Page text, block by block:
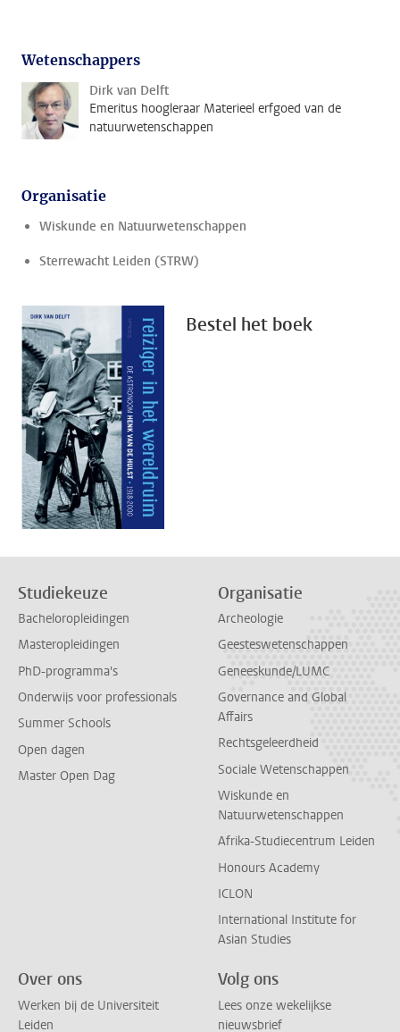
Wetenschappers
Dirk van Delft
Emeritus hoogleraar Materieel erfgoed van de
natuurwetenschappen
Organisatie
Wiskunde en Natuurwetenschappen
Sterrewacht Leiden (STRW)
Bestel het boek
Studiekeuze
Bacheloropleidingen
Masteropleidingen
PhD-programma's
Onderwijs voor professionals
Summer Schools
Open dagen
Master Open Dag
Organisatie
Archeologie
Geesteswetenschappen
Geneeskunde/LUMC
Governance and Global
Affairs
Rechtsgeleerdheid
Sociale Wetenschappen
Wiskunde en
Natuurwetenschappen
Afrika-Studiecentrum Leiden
Honours Academy
ICLON
International Institute for
Asian Studies
Over ons
Werken bij de Universiteit
Leiden
Volg ons
Lees onze wekelijkse
nieuwsbrief